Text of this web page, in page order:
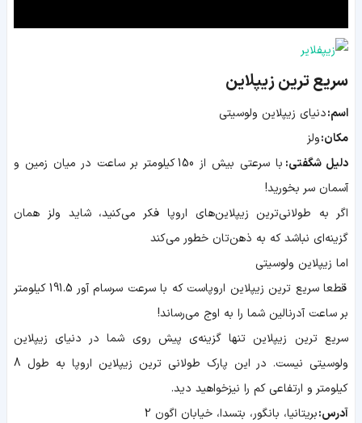
سریع ترین زیپلاین
اسم:دنیای زیپلاین ولوسیتی
مکان:ولز
دلیل شگفتی:
با سرعتی بیش از 150 کیلومتر بر ساعت در میان زمین و
آسمان سر بخورید!
اگر به طولانی‌ترین زیپلاین‌های اروپا فکر می‌کنید، شاید ولز همان
گزینه‌ای نباشد که به ذهن‌تان خطور می‌کند
اما زیپلاین ولوسیتی
قطعا سریع ترین زیپلاین اروپاست که با سرعت سرسام آور 191.5 کیلومتر
بر ساعت آدرنالین شما را به اوج می‌رساند!
سریع ترین زیپلاین تنها گزینه‌ی پیش روی شما در دنیای زیپلاین
ولوسیتی نیست. در این پارک طولانی ترین زیپلاین اروپا به طول 8
کیلومتر و ارتفاعی کم را نیزخواهید دید.
آدرس:بریتانیا، بانگور، بتسدا، خیابان اگون 2